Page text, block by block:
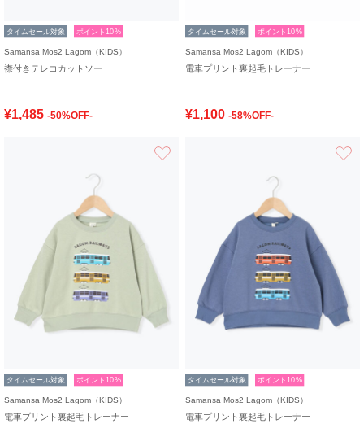
タイムセール対象 ポイント10%
Samansa Mos2 Lagom（KIDS）
襟付きテレコカットソー
¥1,485 -50%OFF-
タイムセール対象 ポイント10%
Samansa Mos2 Lagom（KIDS）
電車プリント裏起毛トレーナー
¥1,100 -58%OFF-
タイムセール対象 ポイント10%
Samansa Mos2 Lagom（KIDS）
電車プリント裏起毛トレーナー
タイムセール対象 ポイント10%
Samansa Mos2 Lagom（KIDS）
電車プリント裏起毛トレーナー